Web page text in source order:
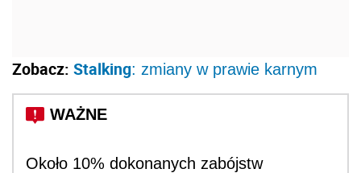
Zobacz: Stalking: zmiany w prawie karnym
Około 10% dokonanych zabójstw